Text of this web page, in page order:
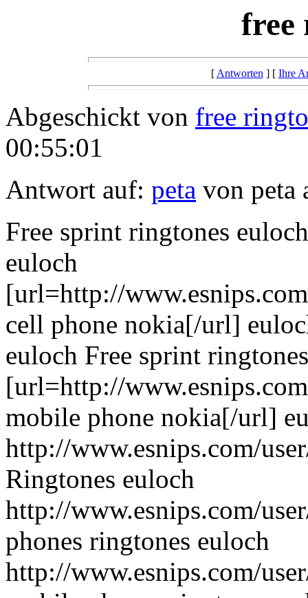
free
[Antworten] [ Ihre
Abgeschickt von free
00:55:01
Antwort auf: peta von peta
Free sprint ringtones
euloch
[url=http://
cell phone nokia[/url]
euloch Free sprint
[url=http://
mobile phone nokia[/url]
http://www.esnips.com/
Ringtones euloch
http://www.esnips.com/
phones ringtones euloch
http://www.esnips.com/